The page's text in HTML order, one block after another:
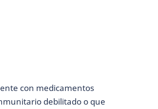
con medicamentos
debilitado o que